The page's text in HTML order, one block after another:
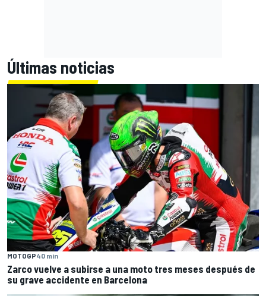
Últimas noticias
MOTOGP40 min
Zarco vuelve a subirse a una moto tres meses después de
su grave accidente en Barcelona